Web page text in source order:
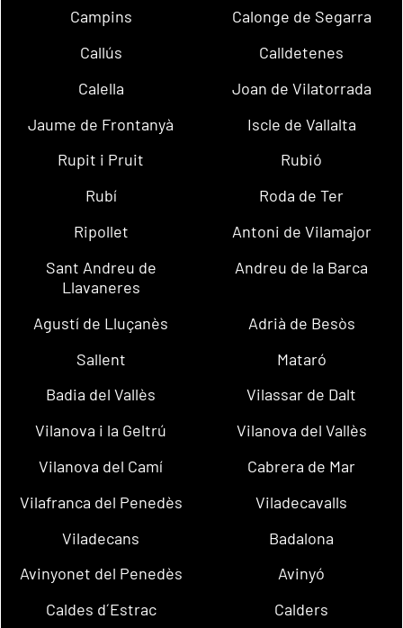
Campins
Calonge de Segarra
Callús
Calldetenes
Calella
Joan de Vilatorrada
Jaume de Frontanyà
Iscle de Vallalta
Rupit i Pruit
Rubió
Rubí
Roda de Ter
Ripollet
Antoni de Vilamajor
Sant Andreu de
Llavaneres
Andreu de la Barca
Agustí de Lluçanès
Adrià de Besòs
Sallent
Mataró
Badia del Vallès
Vilassar de Dalt
Vilanova i la Geltrú
Vilanova del Vallès
Vilanova del Camí
Cabrera de Mar
Vilafranca del Penedès
Viladecavalls
Viladecans
Badalona
Avinyonet del Penedès
Avinyó
Caldes d´Estrac
Calders